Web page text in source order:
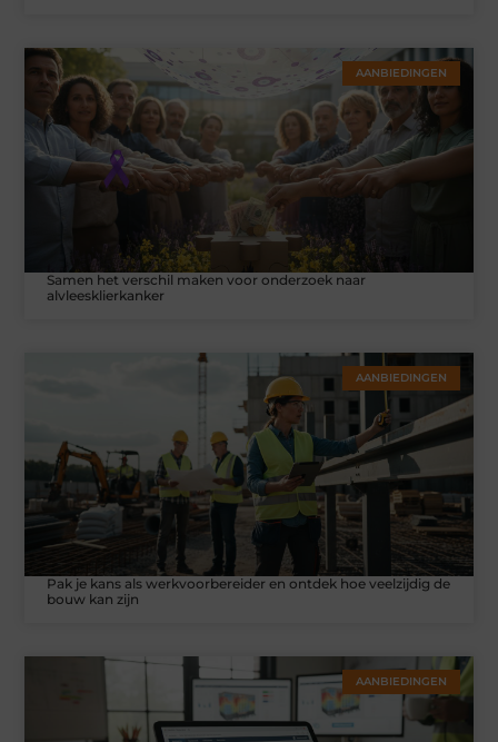
AANBIEDINGEN
Samen het verschil maken voor onderzoek naar
alvleesklierkanker
AANBIEDINGEN
Pak je kans als werkvoorbereider en ontdek hoe veelzijdig de
bouw kan zijn
AANBIEDINGEN